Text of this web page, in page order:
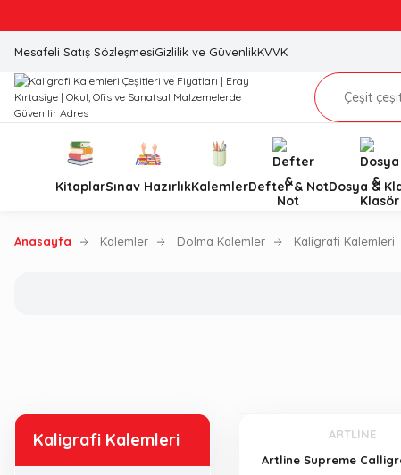
Mesafeli Satış SözleşmesiGizlilik ve GüvenlikKVVK
KitaplarSınav HazırlıkKalemlerDefter & NotDosya &
Anasayfa Kalemler Dolma Kalemler Kaligrafi Kalemleri
Kaligrafi Kalemleri
ARTLİNE
Artline Supreme